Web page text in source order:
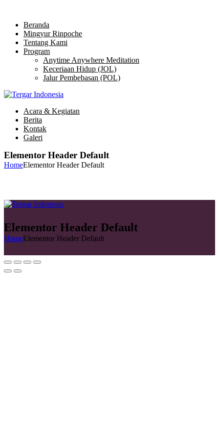
Beranda
Mingyur Rinpoche
Tentang Kami
Program
Anytime Anywhere Meditation
Keceriaan Hidup (JOL)
Jalur Pembebasan (POL)
Acara & Kegiatan
Berita
Kontak
Galeri
Elementor Header Default
HomeElementor Header Default
Elementor Header Default
HomeElementor Header Default